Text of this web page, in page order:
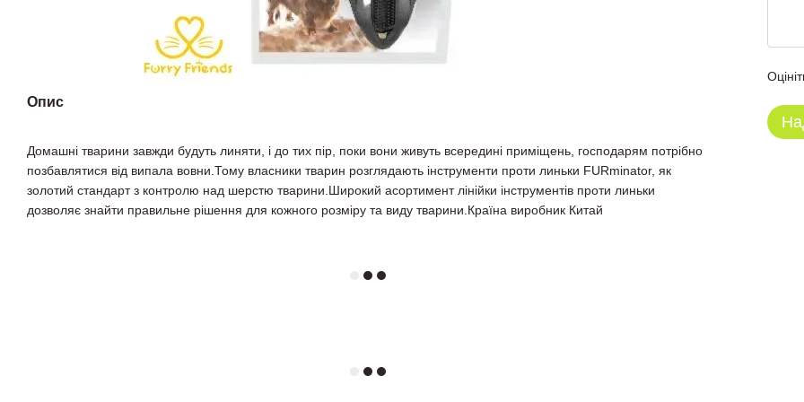
Опис
Домашні тварини завжди будуть линяти, і до тих пір, поки вони живуть всередині приміщень, господарям потрібно
позбавлятися від випала вовни.Тому власники тварин розглядають інструменти проти линьки FURminator, як
золотий стандарт з контролю над шерстю тварини.Широкий асортимент лінійки інструментів проти линьки
дозволяє знайти правильне рішення для кожного розміру та виду тварини.Країна виробник Китай